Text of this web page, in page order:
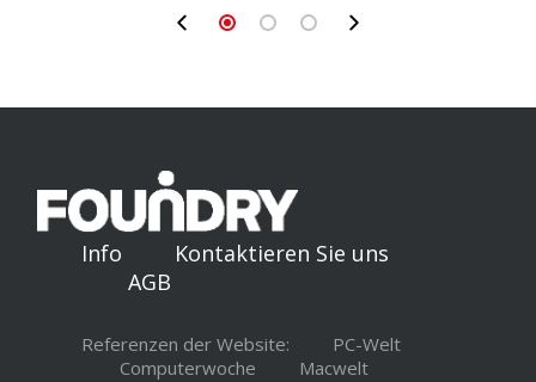
Info
Kontaktieren Sie uns
AGB
Referenzen der Website:
PC-Welt
Computerwoche
Macwelt